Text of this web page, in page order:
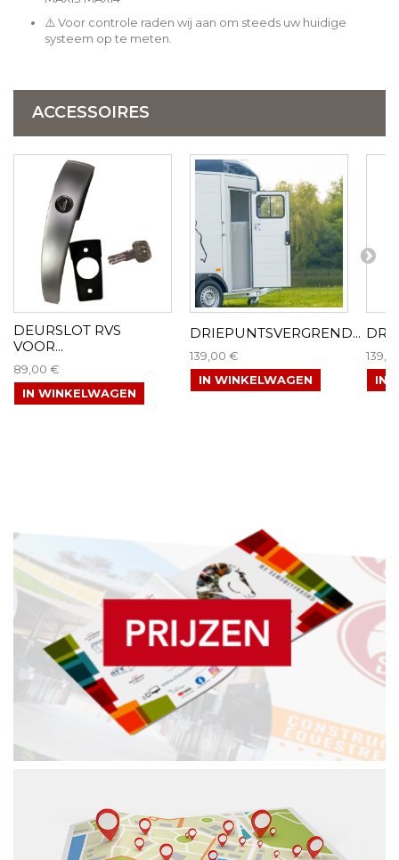
⚠️ Voor controle raden wij aan om steeds uw huidige
systeem op te meten.
ACCESSOIRES
DEURSLOT RVS
VOOR...
89,00 €
IN WINKELWAGEN
DRIEPUNTSVERGREND...
139,00 €
IN WINKELWAGEN
IN